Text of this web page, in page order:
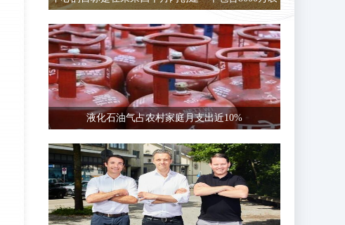
液化石油气占农村家庭月支出近10%